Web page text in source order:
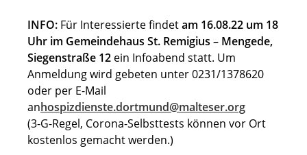
INFO: Für Interessierte findetam 16.08.22 um 18
Uhr im Gemeindehaus St. Remigius – Mengede,
Siegenstraße 12 ein Infoabend statt. Um
Anmeldung wird gebeten unter 0231/1378620
oder per E-Mail
anhospizdienste.dortmund@malteser.org
(3-G-Regel, Corona-Selbsttests können vor Ort
kostenlos gemacht werden.)